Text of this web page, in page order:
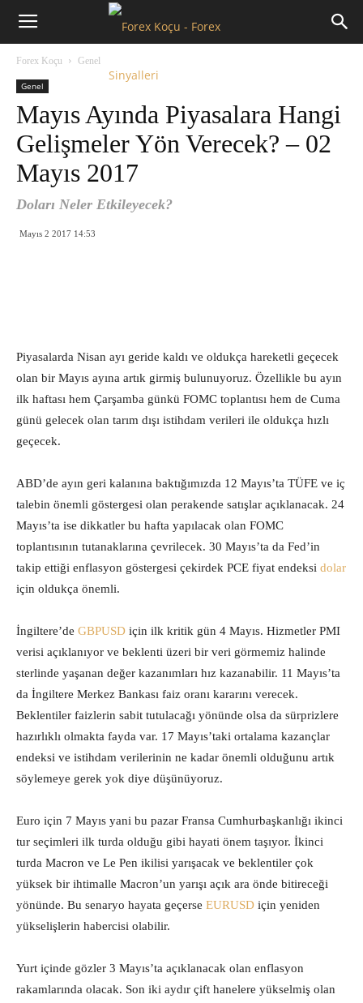
Forex
Forex Koçu Genel
Genel
Mayıs Ayında Piyasalara Hangi
Gelişmeler Yön Verecek? – 02
Mayıs 2017
Doları Neler Etkileyecek?
Mayıs 2 2017 14:53
Piyasalarda Nisan ayı geride kaldı ve oldukça hareketli geçecek
olan bir Mayıs ayına artık girmiş bulunuyoruz. Özellikle bu ayın
ilk haftası hem Çarşamba günkü FOMC toplantısı hem de Cuma
günü gelecek olan tarım dışı istihdam verileri ile oldukça hızlı
geçecek.
ABD’de ayın geri kalanına baktığımızda 12 Mayıs’ta TÜFE ve iç
talebin önemli göstergesi olan perakende satışlar açıklanacak. 24
Mayıs’ta ise dikkatler bu hafta yapılacak olan FOMC
toplantısının tutanaklarına çevrilecek. 30 Mayıs’ta da Fed’in
takip ettiği enflasyon göstergesi çekirdek PCE fiyat endeksi dolar
için oldukça önemli.
İngiltere’de GBPUSD için ilk kritik gün 4 Mayıs. Hizmetler PMI
verisi açıklanıyor ve beklenti üzeri bir veri görmemiz halinde
sterlinde yaşanan değer kazanımları hız kazanabilir. 11 Mayıs’ta
da İngiltere Merkez Bankası faiz oranı kararını verecek.
Beklentiler faizlerin sabit tutulacağı yönünde olsa da sürprizlere
hazırlıklı olmakta fayda var. 17 Mayıs’taki ortalama kazançlar
endeksi ve istihdam verilerinin ne kadar önemli olduğunu artık
söylemeye gerek yok diye düşünüyoruz.
Euro için 7 Mayıs yani bu pazar Fransa Cumhurbaşkanlığı ikinci
tur seçimleri ilk turda olduğu gibi hayati önem taşıyor. İkinci
turda Macron ve Le Pen ikilisi yarışacak ve beklentiler çok
yüksek bir ihtimalle Macron’un yarışı açık ara önde bitireceği
yönünde. Bu senaryo hayata geçerse EURUSD için yeniden
yükselişlerin habercisi olabilir.
Yurt içinde gözler 3 Mayıs’ta açıklanacak olan enflasyon
rakamlarında olacak. Son iki aydır çift hanelere yükselmiş olan